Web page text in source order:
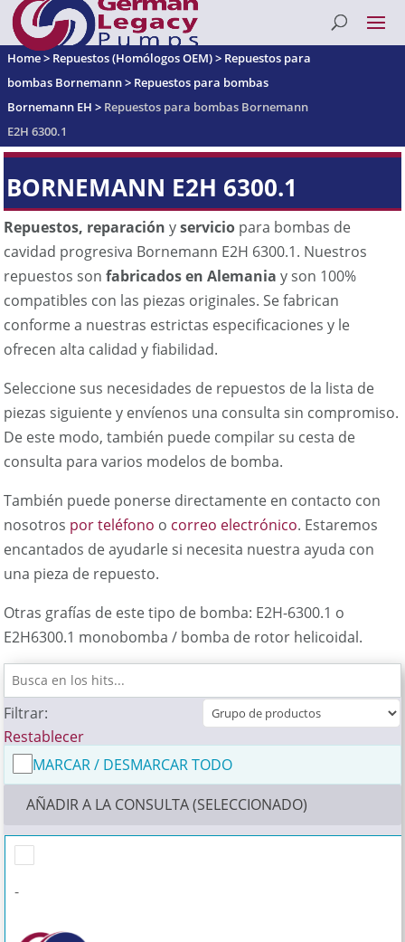
Home> Repuestos (Homólogos OEM)> Repuestos para
bombas Bornemann> Repuestos para bombas
Bornemann EH > Repuestos para bombas Bornemann
E2H 6300.1
BORNEMANN E2H 6300.1
Repuestos, reparación yservicio para bombas de
cavidad progresiva Bornemann E2H 6300.1. Nuestros
repuestos sonfabricados en Alemania y son 100%
compatibles con las piezas originales. Se fabrican
conforme a nuestras estrictas especificaciones y le
ofrecen alta calidad y fiabilidad.
Seleccione sus necesidades de repuestos de la lista de
piezas siguiente y envíenos una consulta sin compromiso.
De este modo, también puede compilar su cesta de
consulta para varios modelos de bomba.
También puede ponerse directamente en contacto con
nosotros por teléfono o correo electrónico. Estaremos
encantados de ayudarle si necesita nuestra ayuda con
una pieza de repuesto.
Otras grafías de este tipo de bomba: E2H-6300.1 o
E2H6300.1 monobomba / bomba de rotor helicoidal.
Filtrar:
Restablecer
MARCAR / DESMARCAR TODO
AÑADIR A LA CONSULTA (SELECCIONADO)
-